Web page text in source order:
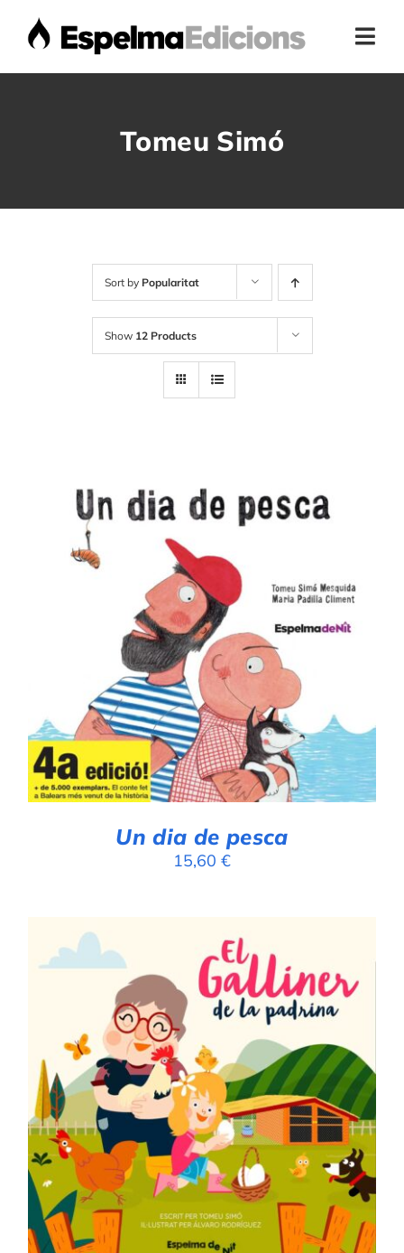
Autors
Actualitat
Contacte
Tomeu Simó
Sort by Popularitat
Show 12 Products
AFEGEIX A LA CISTELLA
/
Un dia de pesca
15,60 €
AFEGEIX A LA CISTELLA
DETALLS